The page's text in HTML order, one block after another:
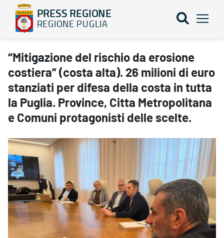
PRESS REGIONE
REGIONE PUGLIA
“Mitigazione del rischio da erosione costiera” (costa alta). 26
“Mitigazione del rischio da erosione
costiera” (costa alta). 26 milioni di euro
stanziati per difesa della costa in tutta
la Puglia. Province, Citta Metropolitana
e Comuni protagonisti delle scelte.